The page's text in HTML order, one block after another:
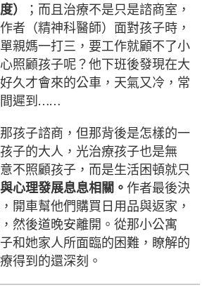
）
；而且治療不是只是諮商室，
者（精神科醫師）面對孩子時，
親媽一打三，要工作就顧不了小
照顧孩子呢？他下班後發現在大
久才會來的公車，天氣又冷，常
間遲到……
子諮商，但那背後是怎樣的一
子的大人，光治療孩子也是無
不照顧孩子，而是生活困頓就只
心理發展息息相關。 作者最後決
開車幫他們購買日用品與返家，
然後道晚安離開。從那小公寓
和她家人所面臨的困難，瞭解的
得到的還深刻。